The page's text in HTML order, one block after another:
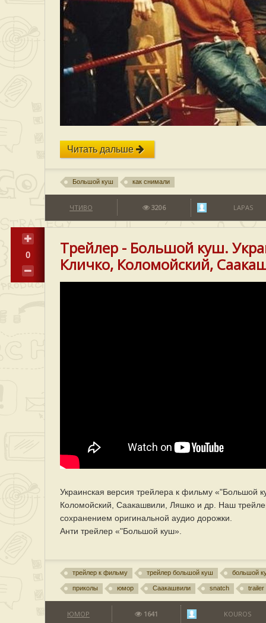
Читать дальше
Большой куш как снимали
ЧТИВО 3206 LAPAS
0
Трейлер - Большой куш.
Кличко, Коломойский,
Украинская версия трейлера к фильму «"Большой
Коломойский, Саакашвили, Ляшко и др. Наш
сохранением оригинальной аудио дорожки.
Анти трейлер «"Большой куш».
трейлер к фильму трейлер большой куш большой
приколы юмор Саакашвили snatch trailer
ЮМОР 1641 KOUROS